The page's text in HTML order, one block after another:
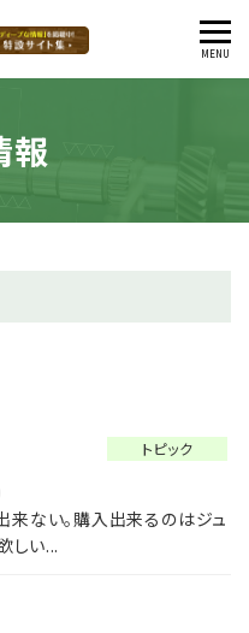
MENU
報
トピック
来ない。購入出来るのはジュ
しい...